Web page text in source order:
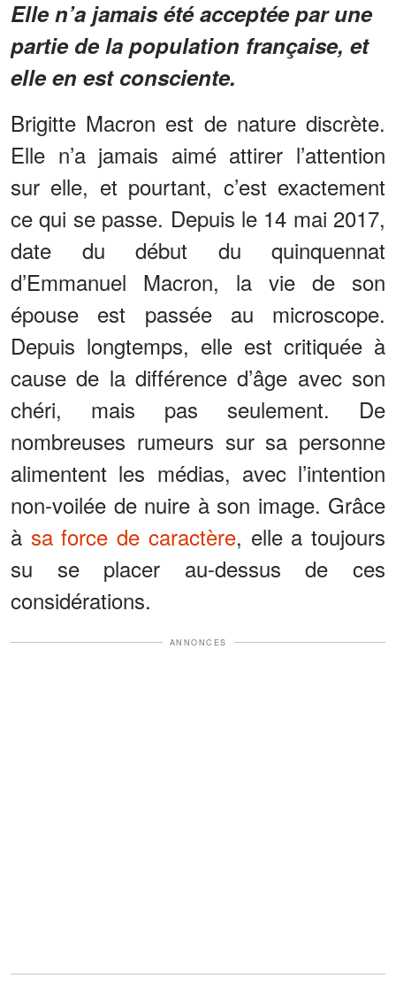
Elle n’a jamais été acceptée par une
partie de la population française, et
elle en est consciente.
Brigitte Macron est de nature discrète.
Elle n’a jamais aimé attirer l’attention
sur elle, et pourtant, c’est exactement
ce qui se passe. Depuis le 14 mai 2017,
date du début du quinquennat
d’Emmanuel Macron, la vie de son
épouse est passée au microscope.
Depuis longtemps, elle est critiquée à
cause de la différence d’âge avec son
chéri, mais pas seulement. De
nombreuses rumeurs sur sa personne
alimentent les médias, avec l’intention
non-voilée de nuire à son image. Grâce
à sa force de caractère, elle a toujours
su se placer au-dessus de ces
considérations.
ANNONCES